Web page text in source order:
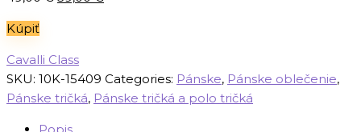
49,00 €.
Kúpiť
Cavalli Class
SKU: 10K-15409 Categories: Pánske, Pánske oblečenie,
Pánske tričká, Pánske tričká a polo tričká